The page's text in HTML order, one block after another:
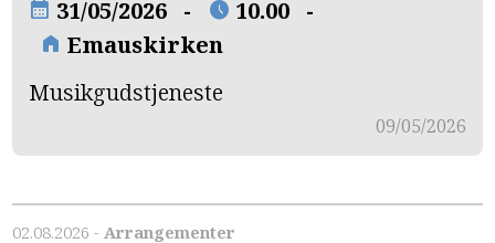
calendar_month 31/05/2026 - schedule 10.00 -
home Emauskirken
Musikgudstjeneste
09/05/2026
02.08.2026 - Arrangementer